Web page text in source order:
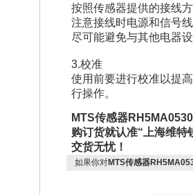
按照传感器提供的接线
注意接线时电源和信号
尽可能避免与其他电器
3.校准
使用前要进行校准以提
行操作。
MTS传感器
购订货就认准“上海维
交货无忧！
如果你对MTS传感器